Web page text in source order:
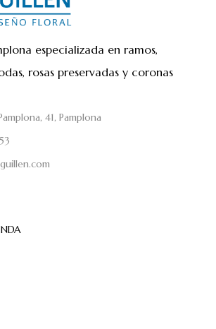
especializada en ramos,
rosas preservadas y coronas
41, Pamplona